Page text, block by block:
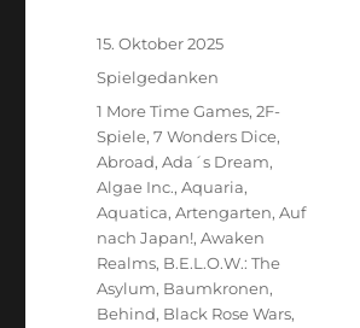
Veröffentlicht
am
15. Oktober 2025
Kategorien
Spielgedanken
Schlagwörter
1 More Time Games,2F-
Spiele,7 Wonders Dice,
Abroad,Ada´s Dream,
Algae Inc.,Aquaria,
Aquatica,Artengarten,Auf
nach Japan!,Awaken
Realms, B.E.L.O.W.: The
Asylum, Baumkronen,
Behind, Black Rose Wars,